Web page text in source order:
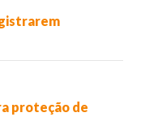
proteção de